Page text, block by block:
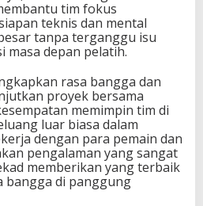
tim fokus
teknis dan mental
tanpa terganggu isu
masa depan pelatih.
rasa bangga dan
proyek bersama
memimpin tim di
luar biasa dalam
dengan para pemain dan
pengalaman yang sangat
memberikan yang terbaik
bangga di panggung